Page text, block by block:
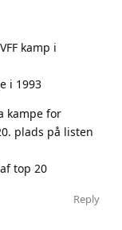
kamp i
i 1993
kampe for
plads på listen
top 20
Reply